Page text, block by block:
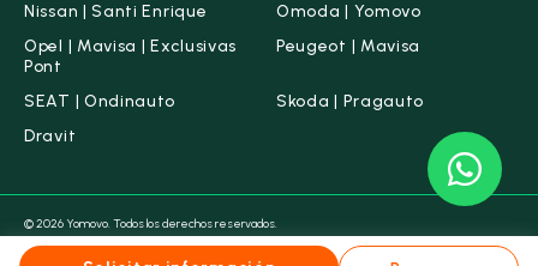
Nissan | Santi Enrique
Omoda | Yomovo
Opel | Mavisa | Exclusivas
Pont
Peugeot | Mavisa
SEAT | Ondinauto
Skoda | Pragauto
Dravit
Condiciones legalesAviso legalPolítica de CookiesPolítica de PrivacidadCanal ético
© 2026 Yomovo. Todos los derechos reservados.